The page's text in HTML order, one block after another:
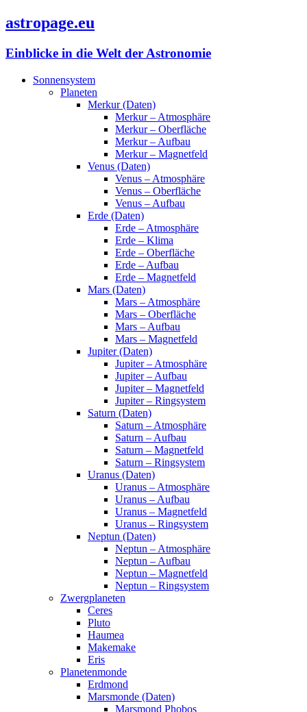
astropage.eu
Einblicke in die Welt der Astronomie
Sonnensystem
Planeten
Merkur (Daten)
Merkur – Atmosphäre
Merkur – Oberfläche
Merkur – Aufbau
Merkur – Magnetfeld
Venus (Daten)
Venus – Atmosphäre
Venus – Oberfläche
Venus – Aufbau
Erde (Daten)
Erde – Atmosphäre
Erde – Klima
Erde – Oberfläche
Erde – Aufbau
Erde – Magnetfeld
Mars (Daten)
Mars – Atmosphäre
Mars – Oberfläche
Mars – Aufbau
Mars – Magnetfeld
Jupiter (Daten)
Jupiter – Atmosphäre
Jupiter – Aufbau
Jupiter – Magnetfeld
Jupiter – Ringsystem
Saturn (Daten)
Saturn – Atmosphäre
Saturn – Aufbau
Saturn – Magnetfeld
Saturn – Ringsystem
Uranus (Daten)
Uranus – Atmosphäre
Uranus – Aufbau
Uranus – Magnetfeld
Uranus – Ringsystem
Neptun (Daten)
Neptun – Atmosphäre
Neptun – Aufbau
Neptun – Magnetfeld
Neptun – Ringsystem
Zwergplaneten
Ceres
Pluto
Haumea
Makemake
Eris
Planetenmonde
Erdmond
Marsmonde (Daten)
Marsmond Phobos